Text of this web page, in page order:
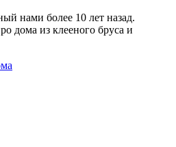
нами более 10 лет назад.
дома из клееного бруса и